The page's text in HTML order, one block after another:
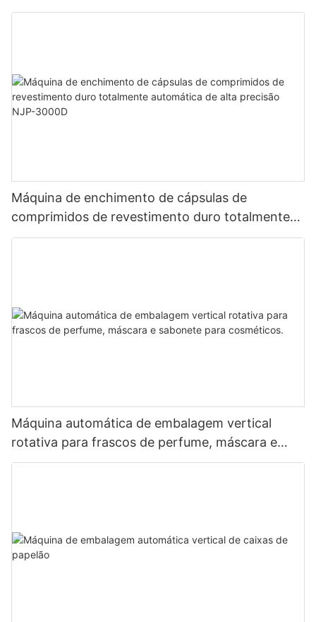
farmacêuticos
Máquina de enchimento de cápsulas de
comprimidos de revestimento duro totalmente
automática de alta precisão NJP-3000D
Máquina automática de embalagem vertical
rotativa para frascos de perfume, máscara e
sabonete para cosméticos.